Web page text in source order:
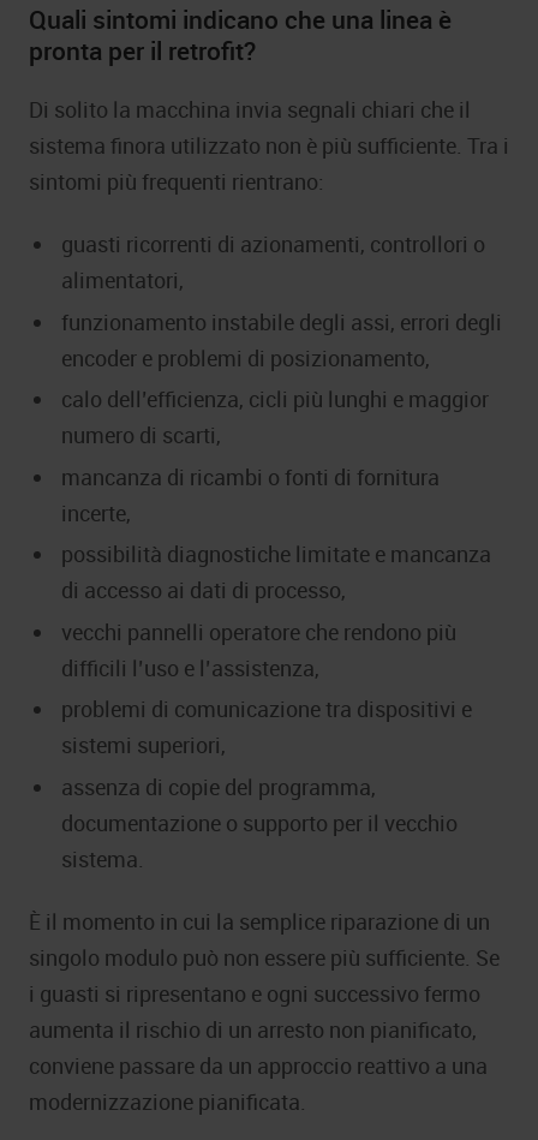
Quali sintomi indicano che una linea è
pronta per il retrofit?
Di solito la macchina invia segnali chiari che il
sistema finora utilizzato non è più sufficiente. Tra i
sintomi più frequenti rientrano:
guasti ricorrenti di azionamenti, controllori o
alimentatori,
funzionamento instabile degli assi, errori degli
encoder e problemi di posizionamento,
calo dell’efficienza, cicli più lunghi e maggior
numero di scarti,
mancanza di ricambi o fonti di fornitura
incerte,
possibilità diagnostiche limitate e mancanza
di accesso ai dati di processo,
vecchi pannelli operatore che rendono più
difficili l’uso e l’assistenza,
problemi di comunicazione tra dispositivi e
sistemi superiori,
assenza di copie del programma,
documentazione o supporto per il vecchio
sistema.
È il momento in cui la semplice riparazione di un
singolo modulo può non essere più sufficiente. Se
i guasti si ripresentano e ogni successivo fermo
aumenta il rischio di un arresto non pianificato,
conviene passare da un approccio reattivo a una
modernizzazione pianificata.